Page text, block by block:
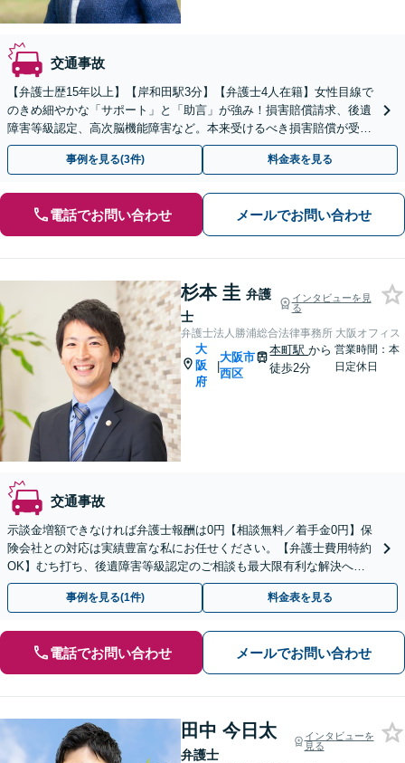
交通事故
【弁護士歴15年以上】【岸和田駅3分】【弁護士4人在籍】女性目線で
のきめ細やかな「サポート」と「助言」が強み！損害賠償請求、後遺
障害等級認定、高次脳機能障害など。本来受けるべき損害賠償が受け
取れるよう尽力します【弁護士特約、分割払い可】
事例を見る(3件) 料金表を見る
電話でお問い合わせ メールでお問い合わせ
杉本 圭 弁護
士
インタビューを見
る
弁護士法人勝浦総合法律事務所 大阪オフィス
大
阪
府
|
大阪市
西区
本町駅から
徒歩2分
営業時間：本
日定休日
交通事故
示談金増額できなければ弁護士報酬は0円【相談無料／着手金0円】保
険会社との対応は実績豊富な私にお任せください。【弁護士費用特約
OK】むち打ち、後遺障害等級認定のご相談も最大限有利な解決へ
【セカンドオピニオン可】あなたの権利を守ります
事例を見る(1件) 料金表を見る
電話でお問い合わせ メールでお問い合わせ
田中 今日太
弁護士
インタビューを
見る